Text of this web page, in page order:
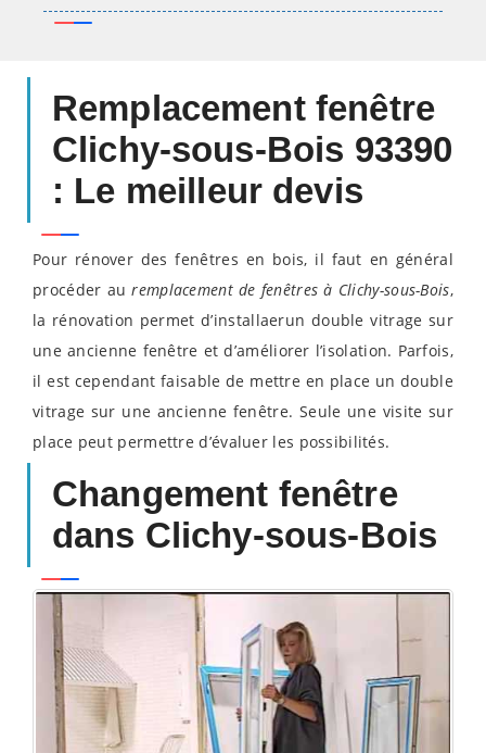
Remplacement fenêtre
Clichy-sous-Bois 93390
: Le meilleur devis
Pour rénover des fenêtres en bois, il faut en général
procéder auremplacement de fenêtres à Clichy-sous-Bois,
la rénovation permet d’installaerun double vitrage sur
une ancienne fenêtre et d’améliorer l’isolation. Parfois,
il est cependant faisable de mettre en place un double
vitrage sur une ancienne fenêtre. Seule une visite sur
place peut permettre d’évaluer les possibilités.
Changement fenêtre
dans Clichy-sous-Bois